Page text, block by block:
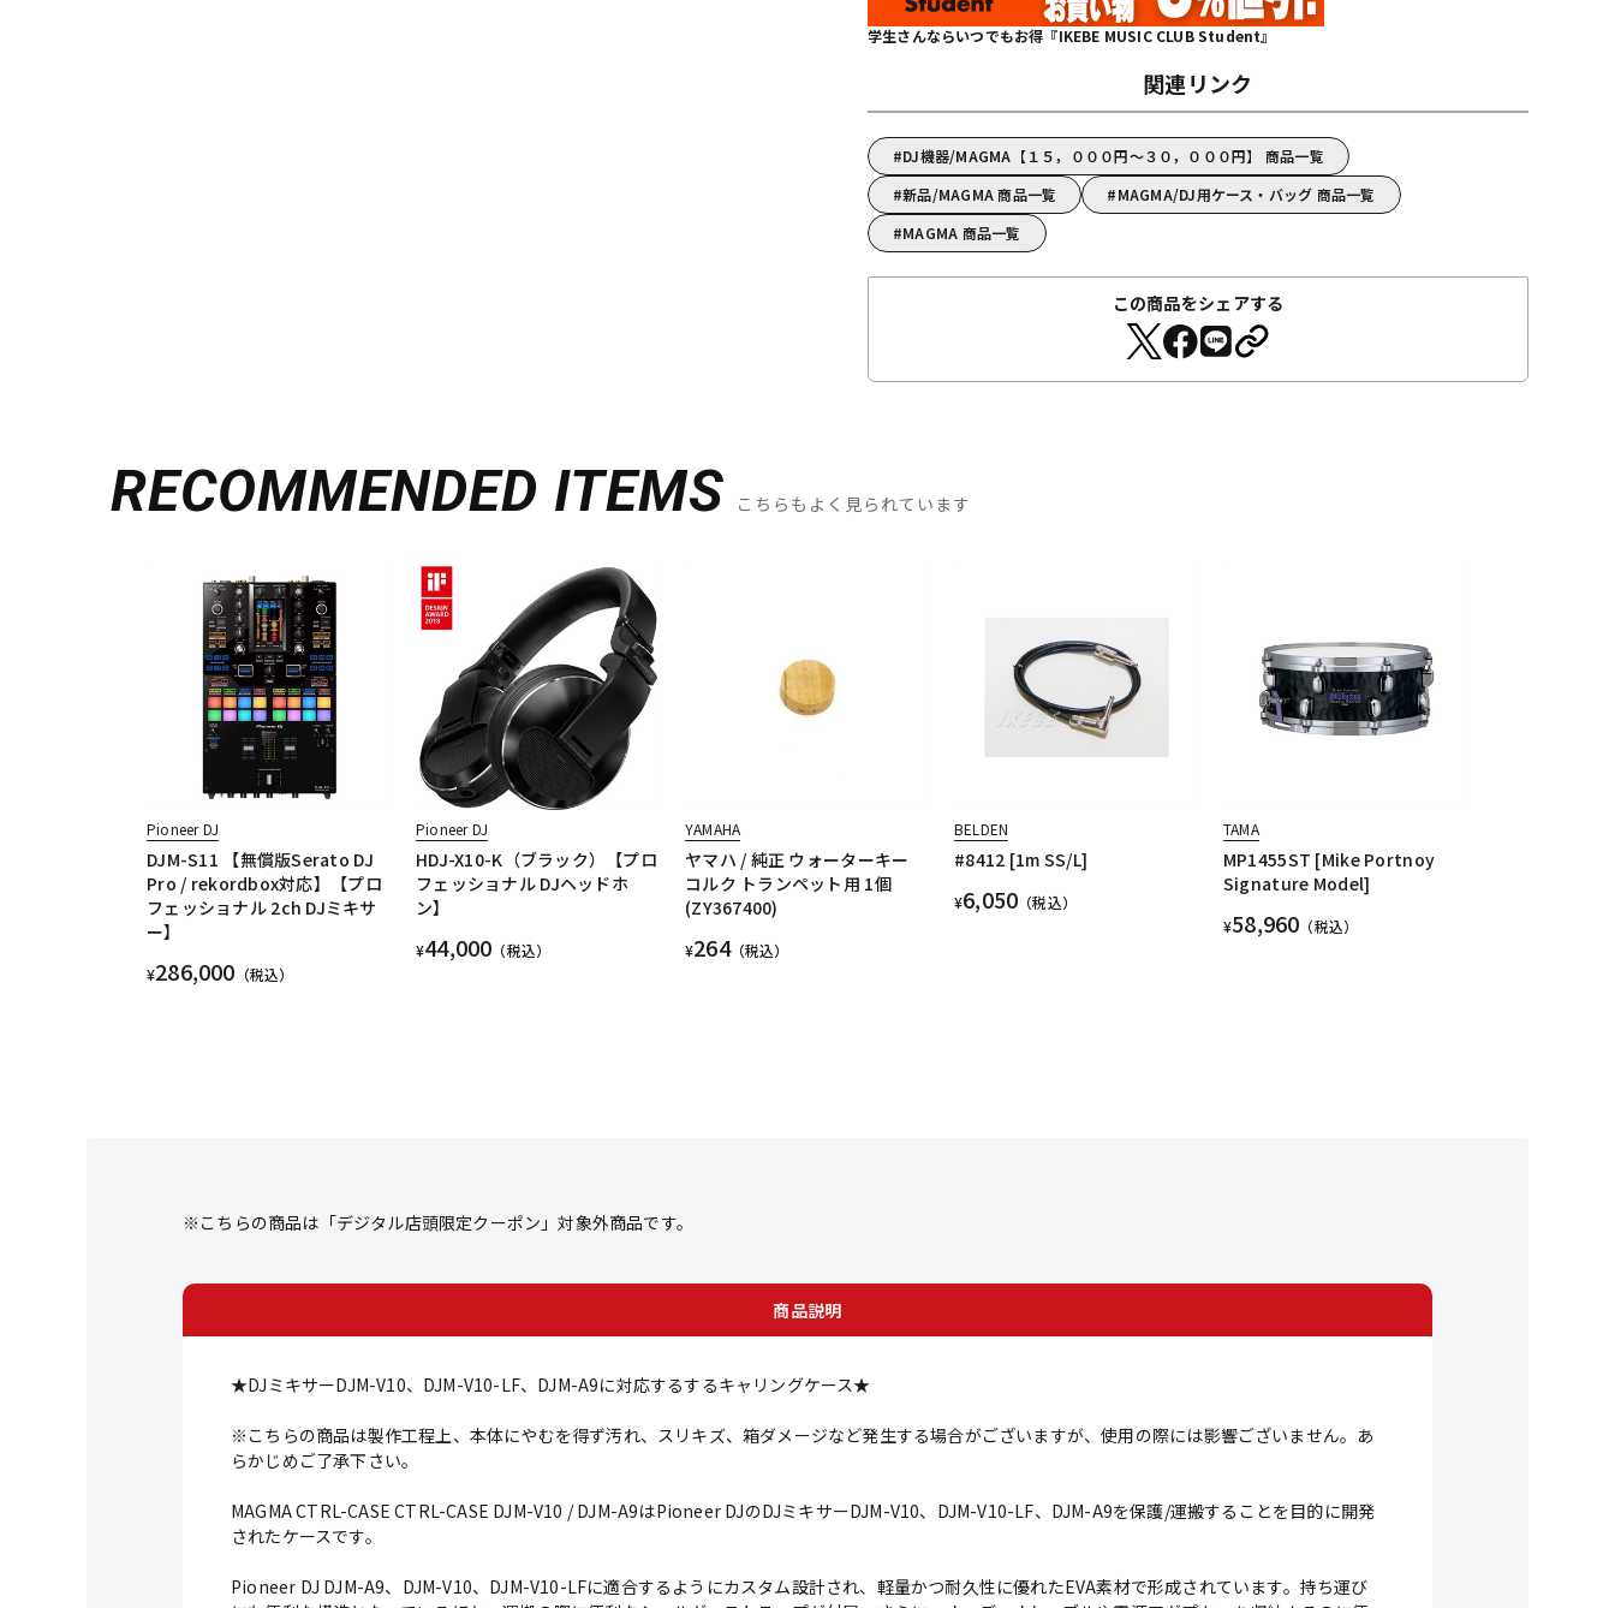
学生さんならいつでもお得『IKEBE MUSIC CLUB Student』
関連リンク
DJ機器/MAGMA【１５，０００円～３０，０００円】 商品一覧
新品/MAGMA 商品一覧
MAGMA/DJ用ケース・バッグ 商品一覧
MAGMA 商品一覧
この商品をシェアする
RECOMMENDED ITEMS こちらもよく見られています
Pioneer DJ
DJM-S11 【無償版Serato DJ
Pro / rekordbox対応】【プロ
フェッショナル 2ch DJミキサ
ー】
¥286,000 （税込）
Pioneer DJ
HDJ-X10-K（ブラック）【プロ
フェッショナル DJヘッドホ
ン】
¥44,000 （税込）
YAMAHA
ヤマハ / 純正 ウォーターキー
コルク トランペット用 1個
(ZY367400)
¥264（税込）
BELDEN
#8412 [1m SS/L]
¥6,050 （税込）
TAMA
MP1455ST [Mike Portnoy
Signature Model]
¥58,960 （税込）
※こちらの商品は「デジタル店頭限定クーポン」対象外商品です。
商品説明
★DJミキサーDJM-V10、DJM-V10-LF、DJM-A9に対応するするキャリングケース★
※こちらの商品は製作工程上、本体にやむを得ず汚れ、スリキズ、箱ダメージなど発生する場合がございますが、使用の際には影響ございません。あ
らかじめご了承下さい。
MAGMA CTRL-CASE CTRL-CASE DJM-V10 / DJM-A9はPioneer DJのDJミキサーDJM-V10、DJM-V10-LF、DJM-A9を保護/運搬することを目的に開発
されたケースです。
Pioneer DJ DJM-A9、DJM-V10、DJM-V10-LFに適合するようにカスタム設計され、軽量かつ耐久性に優れたEVA素材で形成されています。持ち運び